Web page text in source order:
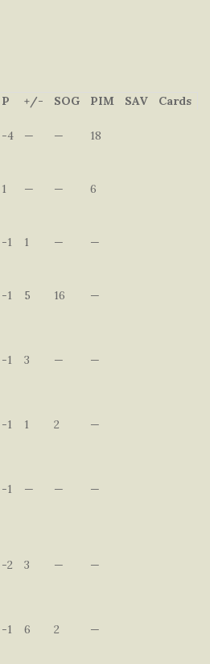
P +/- SOG PIM SAV
Cards
-4 — — 18
1 — — 6
-1 1 — —
-1 5 16 —
-1 3 — —
-1 1 2 —
-1 — — —
-2 3 — —
-1 6 2 —